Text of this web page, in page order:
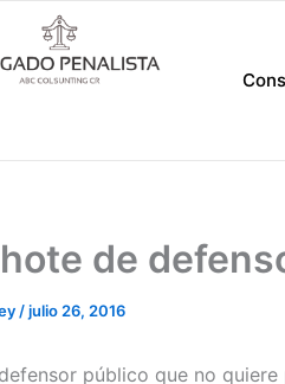
de
/julio 26, 2016
público que no